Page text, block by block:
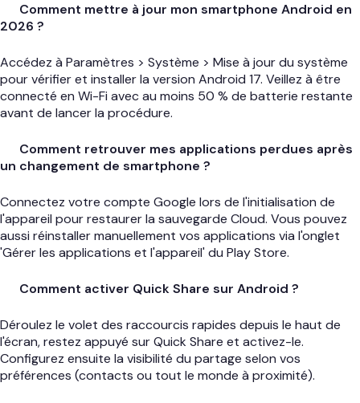
Comment mettre à jour mon smartphone Android en
2026 ?
Accédez à Paramètres > Système > Mise à jour du système
pour vérifier et installer la version Android 17. Veillez à être
connecté en Wi-Fi avec au moins 50 % de batterie restante
avant de lancer la procédure.
Comment retrouver mes applications perdues après
un changement de smartphone ?
Connectez votre compte Google lors de l'initialisation de
l'appareil pour restaurer la sauvegarde Cloud. Vous pouvez
aussi réinstaller manuellement vos applications via l'onglet
'Gérer les applications et l'appareil' du Play Store.
Comment activer Quick Share sur Android ?
Déroulez le volet des raccourcis rapides depuis le haut de
l'écran, restez appuyé sur Quick Share et activez-le.
Configurez ensuite la visibilité du partage selon vos
préférences (contacts ou tout le monde à proximité).